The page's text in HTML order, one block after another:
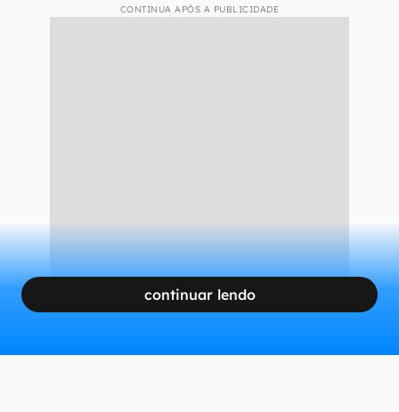
CONTINUA APÓS A PUBLICIDADE
continuar lendo